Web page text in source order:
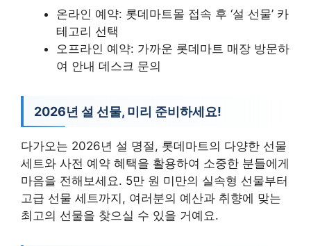
온라인 예약: 롯데마트몰 접속 후 ‘설 선물’ 카
테고리 선택
오프라인 예약: 가까운 롯데마트 매장 방문하
여 안내 데스크 문의
2026년 설 선물, 미리 준비하세요!
다가오는 2026년 설 명절, 롯데마트의 다양한 선물
세트와 사전 예약 혜택을 활용하여 소중한 분들에게
마음을 전해보세요. 5만 원 미만의 실속형 선물부터
고급 선물 세트까지, 여러분의 예산과 취향에 맞는
최고의 선물을 찾으실 수 있을 거예요.